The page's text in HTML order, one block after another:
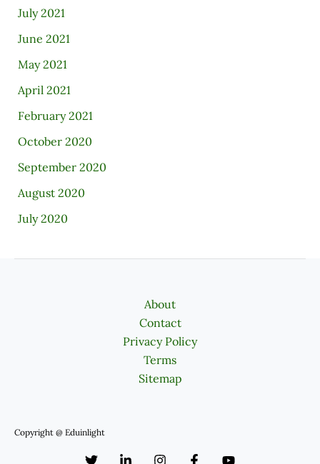
July 2021
June 2021
May 2021
April 2021
February 2021
October 2020
September 2020
August 2020
July 2020
About
Contact
Privacy Policy
Terms
Sitemap
Copyright @ Eduinlight